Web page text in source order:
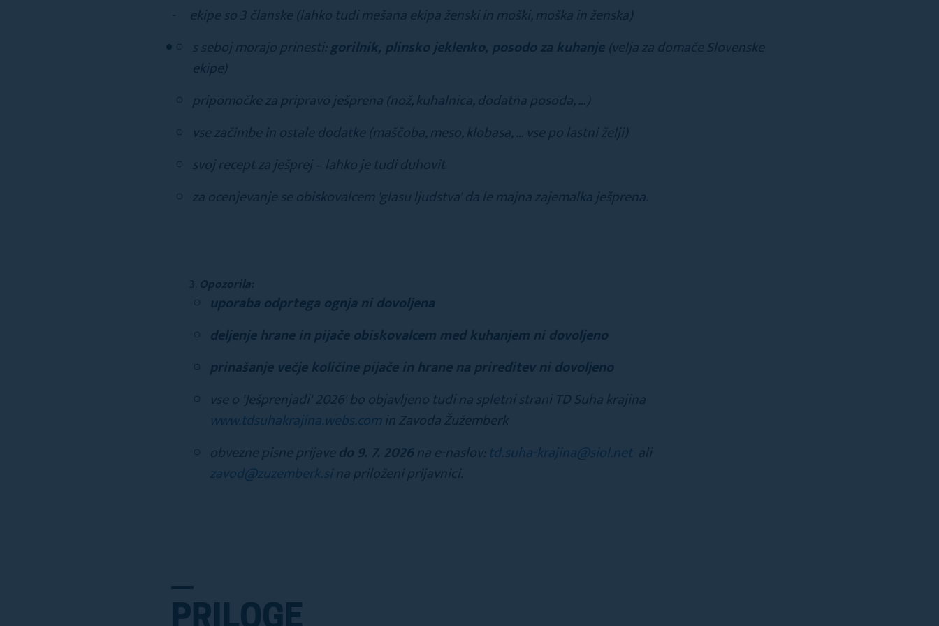
- ekipe so 3 članske (lahko tudi mešana ekipa ženski in moški, moška in ženska)
s seboj morajo prinesti:gorilnik, plinsko jeklenko, posodo za kuhanje(velja za domače Slovenske
ekipe)
pripomočke za pripravo ješprena (nož, kuhalnica, dodatna posoda, …)
vse začimbe in ostale dodatke (maščoba, meso, klobasa, … vse po lastni želji)
svoj recept za ješprej – lahko je tudi duhovit
za ocenjevanje se obiskovalcem 'glasu ljudstva' da le majna zajemalka ješprena.
uporaba odprtega ognja ni dovoljena
deljenje hrane in pijače obiskovalcem med kuhanjem ni dovoljeno
prinašanje večje količine pijače in hrane na prireditev ni dovoljeno
vse o 'Ješprenjadi' 2026' bo objavljeno tudi na spletni strani TD Suha krajina
www.tdsuhakrajina.webs.comin Zavoda Žužemberk
obvezne pisne prijavedo 9. 7. 2026na e-naslov:td.suha-krajina@siol.netali
zavod@zuzemberk.sina priloženi prijavnici.